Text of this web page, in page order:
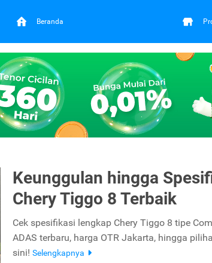
Beranda
Keunggulan hingga
Chery Tiggo 8 Terbaik
Cek spesifikasi lengkap Chery Tiggo 8 tipe
ADAS terbaru, harga OTR Jakarta, hingga
sini! Selengkapnya